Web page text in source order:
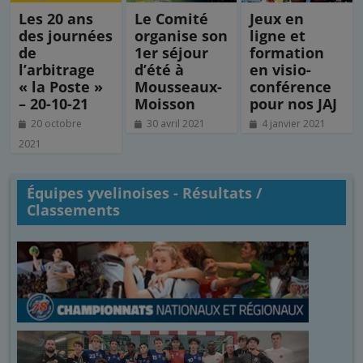
Les 20 ans
des journées
de
l’arbitrage
« la Poste »
– 20-10-21
20 octobre
2021
Le Comité
organise son
1er séjour
d’été à
Mousseaux-
Moisson
30 avril 2021
Jeux en
ligne et
formation
en visio-
conférence
pour nos JAJ
4 janvier 2021
Équipes yvelinoises - Résultats /
Classements